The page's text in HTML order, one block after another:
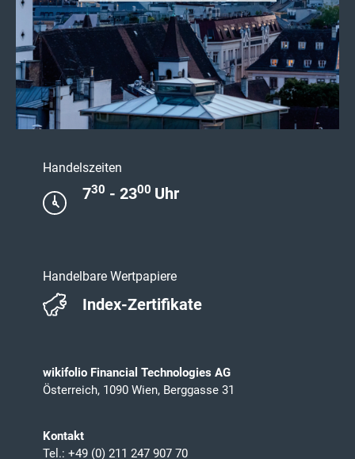
Handelszeiten
730 - 2300 Uhr
Handelbare Wertpapiere
Index-Zertifikate
wikifolio Financial Technologies AG
Österreich, 1090 Wien, Berggasse 31
Kontakt
Tel.: +49 (0) 211 247 907 70